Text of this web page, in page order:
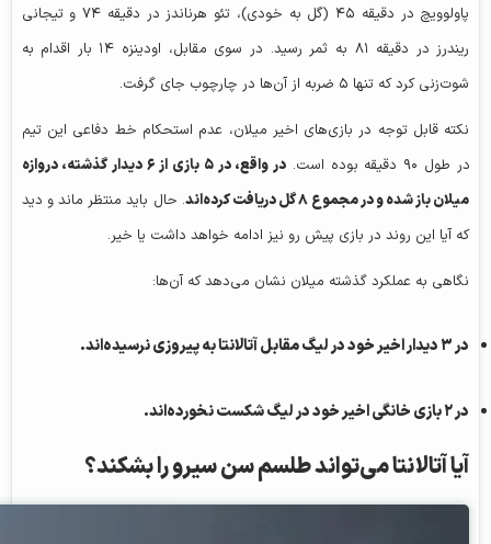
پاولوویچ در دقیقه ۴۵ (گل به خودی)، تئو هرناندز در دقیقه ۷۴ و تیجانی
ریندرز در دقیقه ۸۱ به ثمر رسید. در سوی مقابل، اودینزه ۱۴ بار اقدام به
شوت‌زنی کرد که تنها ۵ ضربه از آن‌ها در چارچوب جای گرفت.
نکته قابل توجه در بازی‌های اخیر میلان، عدم استحکام خط دفاعی این تیم
در طول ۹۰ دقیقه بوده است.
در واقع، در ۵ بازی از ۶ دیدار گذشته، دروازه
میلان باز شده و در مجموع ۸ گل دریافت کرده‌اند
. حال باید منتظر ماند و دید
که آیا این روند در بازی پیش رو نیز ادامه خواهد داشت یا خیر.
نگاهی به عملکرد گذشته میلان نشان می‌دهد که آن‌ها:
در ۳ دیدار اخیر خود در لیگ مقابل آتالانتا به پیروزی نرسیده‌اند.
در ۲ بازی خانگی اخیر خود در لیگ شکست نخورده‌اند.
آیا آتالانتا می‌تواند طلسم سن سیرو را بشکند؟